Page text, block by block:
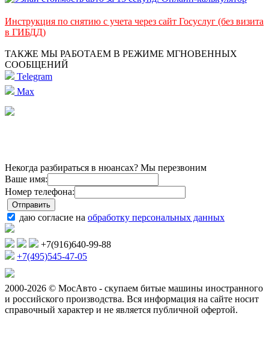
Инструкция по снятию с учета через сайт Госуслуг (без визита
в ГИБДД)
ТАКЖЕ МЫ РАБОТАЕМ В РЕЖИМЕ МГНОВЕННЫХ
СООБЩЕНИЙ
Telegram
Max
Некогда разбираться в нюансах? Мы перезвоним
Ваше имя:
Номер телефона:
даю согласие на обработку персональных данных
+7(916)640-99-88
+7(495)545-47-05
2000-2026 © МосАвто - скупаем битые машины иностранного
и российского производства. Вся информация на сайте носит
справочный характер и не является публичной офертой.